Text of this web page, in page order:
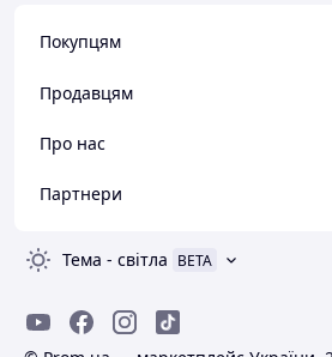
Покупцям
Продавцям
Про нас
Партнери
Тема - світла BETA